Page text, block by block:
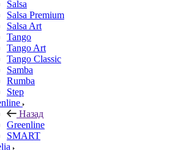
Salsa
Salsa Premium
Salsa Art
Tango
Tango Art
Tango Classic
Samba
Rumba
Step
Назад
Greenline
SMART